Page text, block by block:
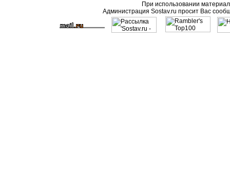
При использовании
Администрация Sostav.ru просит Вас